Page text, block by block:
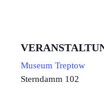
Museum Treptow
Sterndamm 102